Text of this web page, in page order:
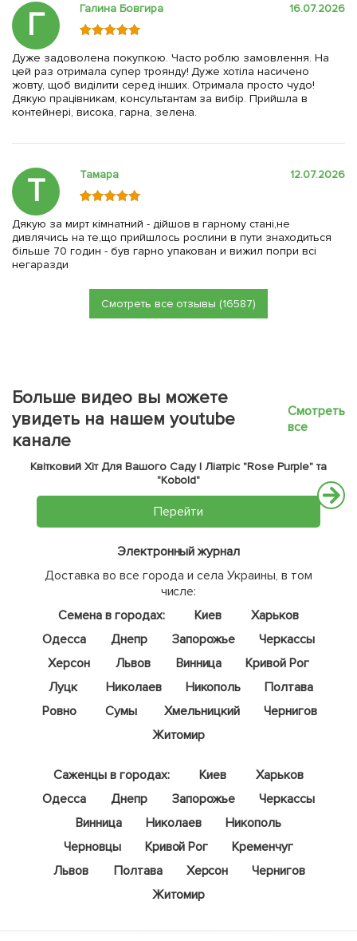
Г Галина Бовгира 16.07.2026
Дуже задоволена покупкою. Часто роблю замовлення. На
цей раз отримала супер троянду! Дуже хотіла насичено
жовту, щоб виділити серед інших. Отримала просто чудо!
Дякую працівникам, консультантам за вибір. Прийшла в
контейнері, висока, гарна, зелена.
Т Тамара 12.07.2026
Дякую за мирт кімнатний - дійшов в гарному стані,не
дивлячись на те,що прийшлось рослини в пути знаходиться
більше 70 годин - був гарно упакован и вижил попри всі
негаразди
Смотреть все отзывы (16587)
Больше видео вы можете
увидеть на нашем youtube
канале
Смотреть
все
Квітковий Хіт Для Вашого Саду | Ліатріс "Rose Purple" та
"Kobold"
Перейти
Электронный журнал
Доставка во все города и села Украины, в том
числе:
Семена в городах:
Киев
Харьков
Одесса
Днепр Запорожье
Черкассы
Херсон
Львов Винница
Кривой Рог
Луцк
Николаев Никополь
Полтава
Ровно
Сумы Хмельницкий
Чернигов
Житомир
Саженцы в городах: Киев
Харьков
Одесса
Днепр Запорожье
Черкассы
Винница
Николаев
Никополь
Черновцы
Кривой Рог
Кременчуг
Львов
Полтава Херсон
Чернигов
Житомир